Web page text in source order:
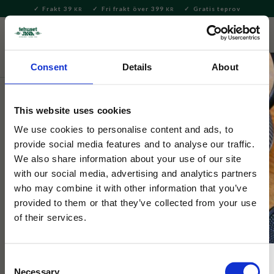
Consent Details About
This website uses cookies
We use cookies to personalise content and ads, to
provide social media features and to analyse our traffic.
We also share information about your use of our site
with our social media, advertising and analytics partners
who may combine it with other information that you’ve
provided to them or that they’ve collected from your use
of their services.
Necessary
Meny
Frakt 39 KR Fri frakt över 399 KR Gratis teprov
Säsong Jul
Selected by Tehuset Java
Tetång Liten Guld 5cm
En lite lyxigare tesil till din testund! Lämplig för bryggning i
kopp och passar synnerligen bra till storbladiga teer.